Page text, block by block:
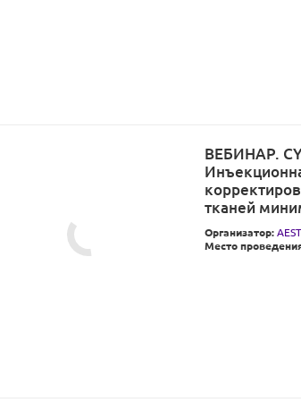
ВЕБИНАР.
тканей
Организатор:
Место